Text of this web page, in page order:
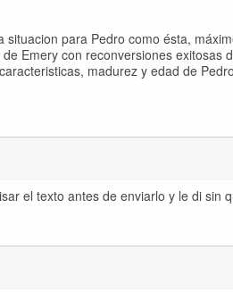
para Pedro como ésta,
Emery con reconversiones exitosas
madurez y edad de
el texto antes de enviarlo y le di sin